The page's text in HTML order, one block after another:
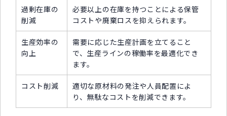
過剰在庫の
削減
必要以上の在庫を持つことによる保管
コストや廃棄ロスを抑えられます。
生産効率の
向上
需要に応じた生産計画を立てること
で、生産ラインの稼働率を最適化でき
ます。
コスト削減
適切な原材料の発注や人員配置によ
り、無駄なコストを削減できます。